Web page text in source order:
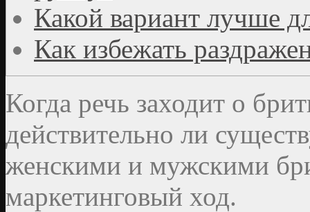
Какой вариант лучше
Как избежать
Когда речь заходит о
действительно ли
женскими и мужскими
маркетинговый ход.